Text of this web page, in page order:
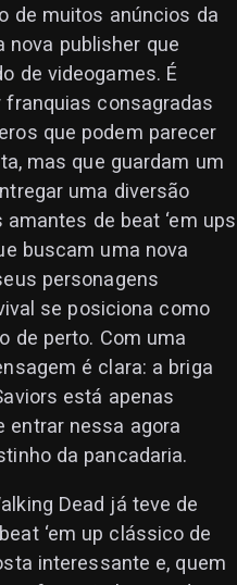
de muitos anúncios da
nova publisher que
de videogames. É
consagradas
que podem parecer
mas que guardam um
uma diversão
de beat ‘em ups
buscam uma nova
personagens
se posiciona como
de perto. Com uma
é clara: a briga
está apenas
entrar nessa agora
da pancadaria.
Dead já teve de
‘em up clássico de
interessante e, quem